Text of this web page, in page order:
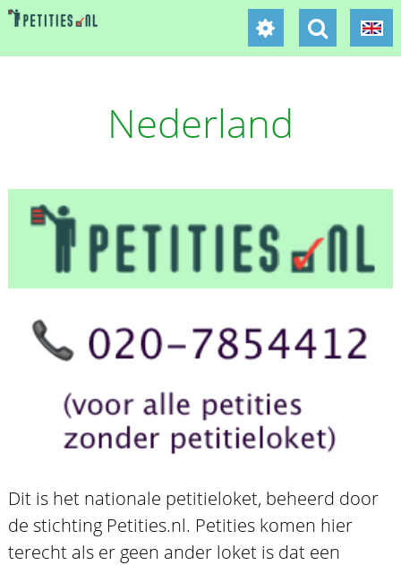
Nederland
Dit is het nationale petitieloket, beheerd door
de stichting Petities.nl. Petities komen hier
terecht als er geen ander loket is dat een